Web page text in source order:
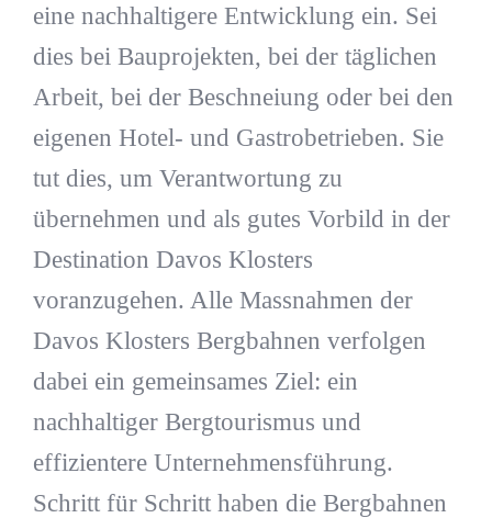
eine nachhaltigere Entwicklung ein. Sei
dies bei Bauprojekten, bei der täglichen
Arbeit, bei der Beschneiung oder bei den
eigenen Hotel- und Gastrobetrieben. Sie
tut dies, um Verantwortung zu
übernehmen und als gutes Vorbild in der
Destination Davos Klosters
voranzugehen. Alle Massnahmen der
Davos Klosters Bergbahnen verfolgen
dabei ein gemeinsames Ziel: ein
nachhaltiger Bergtourismus und
effizientere Unternehmensführung.
Schritt für Schritt haben die Bergbahnen